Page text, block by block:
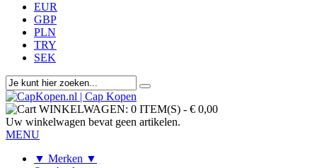
EUR
GBP
PLN
TRY
SEK
WINKELWAGEN: 0 ITEM(S) - € 0,00
Uw winkelwagen bevat geen artikelen.
MENU
▼ Merken ▼